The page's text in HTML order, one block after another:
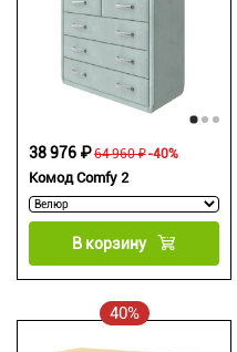
Комод Comfy 2
64 960 ₽
38 976 ₽ -40%
В корзину
40%